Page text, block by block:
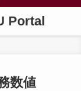
Portal
数値